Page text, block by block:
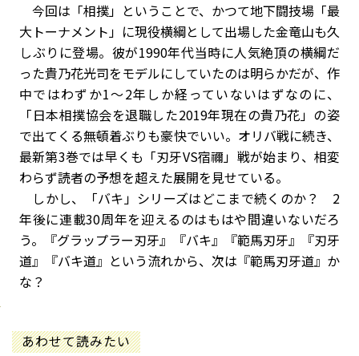
今回は「相撲」ということで、かつて地下闘技場「最
大トーナメント」に現役横綱として出場した金竜山も久
しぶりに登場。彼が1990年代当時に人気絶頂の横綱だ
った貴乃花光司をモデルにしていたのは明らかだが、作
中ではわずか1～2年しか経っていないはずなのに、
「日本相撲協会を退職した2019年現在の貴乃花」の姿
で出てくる無頓着ぶりも豪快でいい。オリバ戦に続き、
最新第3巻では早くも「刃牙VS宿禰」戦が始まり、相変
わらず読者の予想を超えた展開を見せている。
しかし、「バキ」シリーズはどこまで続くのか？ 2
年後に連載30周年を迎えるのはもはや間違いないだろ
う。『グラップラー刃牙』『バキ』『範馬刃牙』『刃牙
道』『バキ道』という流れから、次は『範馬刃牙道』か
な？
あわせて読みたい